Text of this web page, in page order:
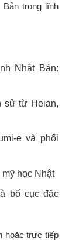
trong lĩnh
Nhật Bản:
sử từ Heian,
e và phối
học Nhật
bố cục đặc
hoặc trực tiếp